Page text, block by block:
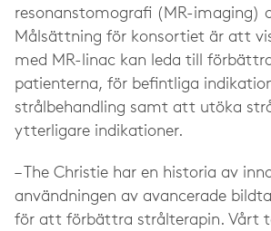
resonanstomografi (MR-imaging)
Målsättning för konsortiet är att
med MR-linac kan leda till
patienterna, för befintliga
strålbehandling samt att utöka
ytterligare indikationer.
– The Christie har en historia av
användningen av avancerade
för att förbättra strålterapin. Vårt